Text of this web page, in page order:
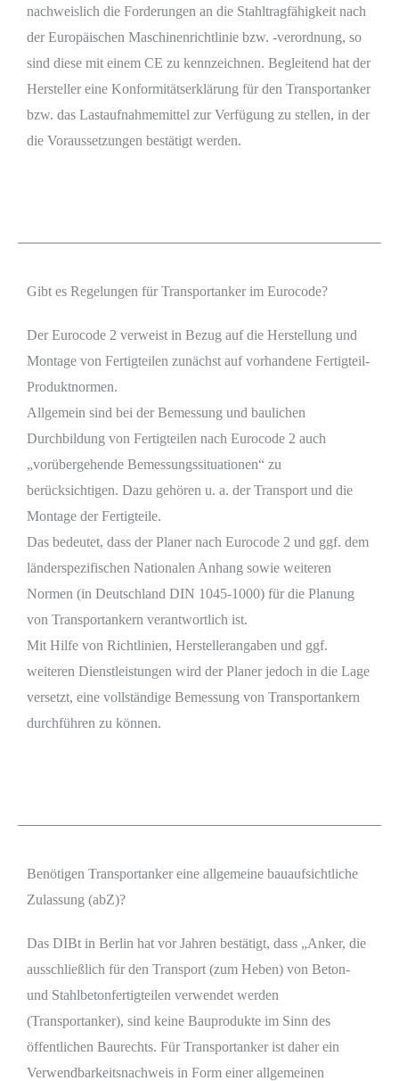
nachweislich die Forderungen an die Stahltragfähigkeit nach
der Europäischen Maschinenrichtlinie bzw. -verordnung, so
sind diese mit einem CE zu kennzeichnen. Begleitend hat der
Hersteller eine Konformitätserklärung für den Transportanker
bzw. das Lastaufnahmemittel zur Verfügung zu stellen, in der
die Voraussetzungen bestätigt werden.
Gibt es Regelungen für Transportanker im Eurocode?
Der Eurocode 2 verweist in Bezug auf die Herstellung und
Montage von Fertigteilen zunächst auf vorhandene Fertigteil-
Produktnormen.
Allgemein sind bei der Bemessung und baulichen
Durchbildung von Fertigteilen nach Eurocode 2 auch
„vorübergehende Bemessungssituationen“ zu
berücksichtigen. Dazu gehören u. a. der Transport und die
Montage der Fertigteile.
Das bedeutet, dass der Planer nach Eurocode 2 und ggf. dem
länderspezifischen Nationalen Anhang sowie weiteren
Normen (in Deutschland DIN 1045-1000) für die Planung
von Transportankern verantwortlich ist.
Mit Hilfe von Richtlinien, Herstellerangaben und ggf.
weiteren Dienstleistungen wird der Planer jedoch in die Lage
versetzt, eine vollständige Bemessung von Transportankern
durchführen zu können.
Benötigen Transportanker eine allgemeine bauaufsichtliche
Zulassung (abZ)?
Das DIBt in Berlin hat vor Jahren bestätigt, dass „Anker, die
ausschließlich für den Transport (zum Heben) von Beton-
und Stahlbetonfertigteilen verwendet werden
(Transportanker), sind keine Bauprodukte im Sinn des
öffentlichen Baurechts. Für Transportanker ist daher ein
Verwendbarkeitsnachweis in Form einer allgemeinen